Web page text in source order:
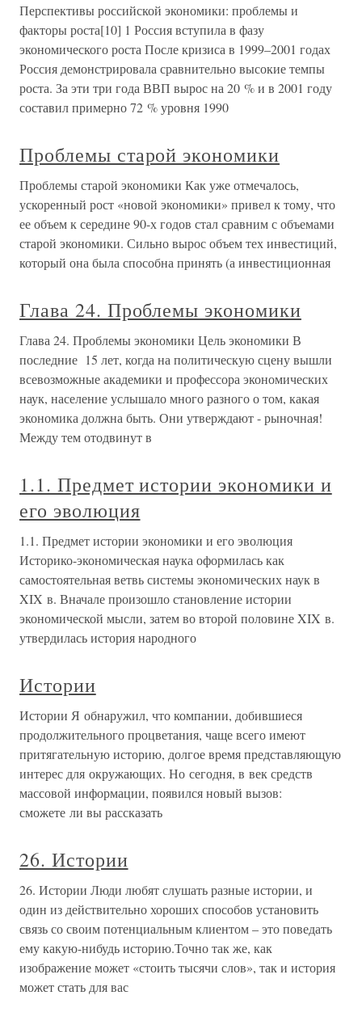
Перспективы российской экономики: проблемы и
факторы роста[10] 1 Россия вступила в фазу
экономического роста После кризиса в 1999–2001 годах
Россия демонстрировала сравнительно высокие темпы
роста. За эти три года ВВП вырос на 20 % и в 2001 году
составил примерно 72 % уровня 1990
Проблемы старой экономики
Проблемы старой экономики Как уже отмечалось,
ускоренный рост «новой экономики» привел к тому, что
ее объем к середине 90-х годов стал сравним с объемами
старой экономики. Сильно вырос объем тех инвестиций,
который она была способна принять (а инвестиционная
Глава 24. Проблемы экономики
Глава 24. Проблемы экономики Цель экономики В
последние 15 лет, когда на политическую сцену вышли
всевозможные академики и профессора экономических
наук, население услышало много разного о том, какая
экономика должна быть. Они утверждают - рыночная!
Между тем отодвинут в
1.1. Предмет истории экономики и
его эволюция
1.1. Предмет истории экономики и его эволюция
Историко-экономическая наука оформилась как
самостоятельная ветвь системы экономических наук в
XIX в. Вначале произошло становление истории
экономической мысли, затем во второй половине XIX в.
утвердилась история народного
Истории
Истории Я обнаружил, что компании, добившиеся
продолжительного процветания, чаще всего имеют
притягательную историю, долгое время представляющую
интерес для окружающих. Но сегодня, в век средств
массовой информации, появился новый вызов:
сможете ли вы рассказать
26. Истории
26. Истории Люди любят слушать разные истории, и
один из действительно хороших способов установить
связь со своим потенциальным клиентом – это поведать
ему какую-нибудь историю.Точно так же, как
изображение может «стоить тысячи слов», так и история
может стать для вас